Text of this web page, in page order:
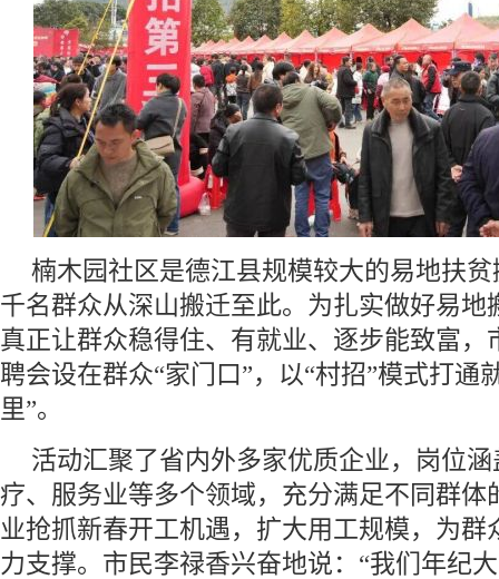
楠木园社区是德江县规模较大的易地扶
千名群众从深山搬迁至此。为扎实做好易地
真正让群众稳得住、有就业、逐步能致富，
聘会设在群众“家门口”，以“村招”模式打通
里”。
活动汇聚了省内外多家优质企业，岗位
疗、服务业等多个领域，充分满足不同群体
业抢抓新春开工机遇，扩大用工规模，为群
力支撑。市民李禄香兴奋地说：“我们年纪